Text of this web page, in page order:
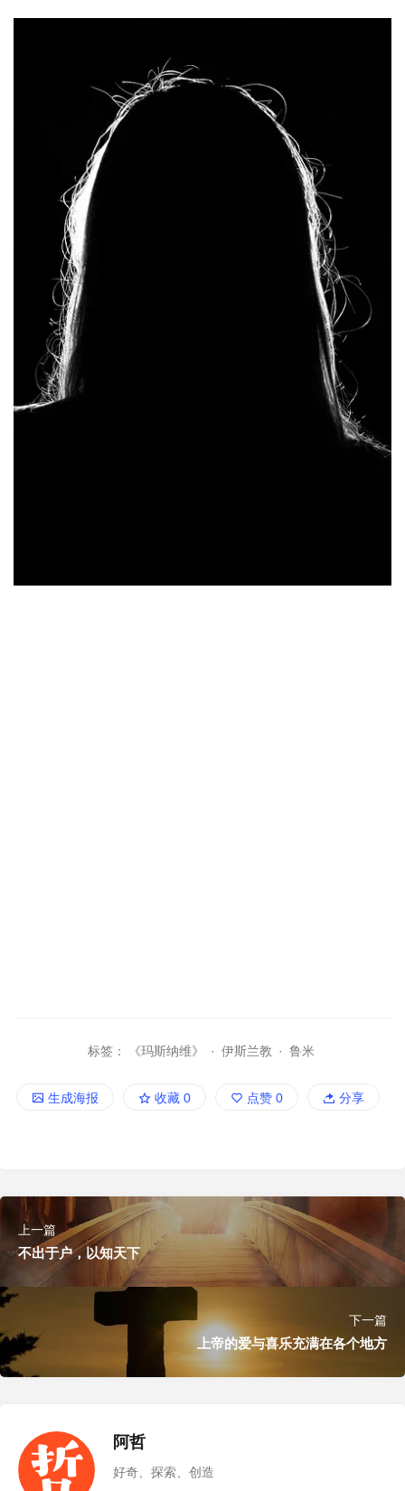
标签： 《玛斯纳维》 · 伊斯兰教 · 鲁米
生成海报 收藏 0 点赞 0 分享
上一篇
不出于户，以知天下
下一篇
上帝的爱与喜乐充满在各个地方
阿哲
好奇、探索、创造